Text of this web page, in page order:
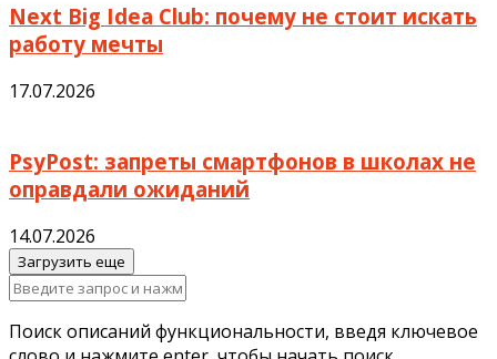
Next Big Idea Club: почему не стоит искать
работу мечты
17.07.2026
PsyPost: запреты смартфонов в школах не
оправдали ожиданий
14.07.2026
Загрузить еще
Поиск описаний функциональности, введя ключевое